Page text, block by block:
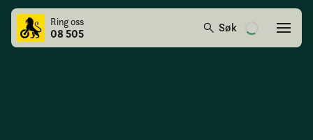
Ring oss
08 505 Søk